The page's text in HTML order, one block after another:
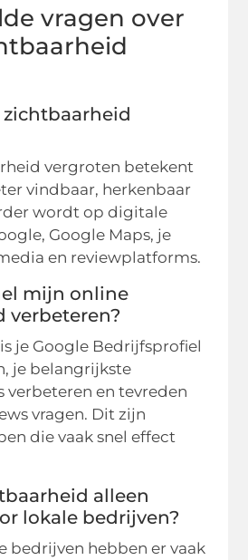
vragen over
vergroten betekent
vindbaar, herkenbaar
wordt op digitale
Google Maps, je
en reviewplatforms.
mijn online
verbeteren?
je Google Bedrijfsprofiel
je belangrijkste
verbeteren en tevreden
vragen. Dit zijn
die vaak snel effect
alleen
lokale bedrijven?
bedrijven hebben er vaak